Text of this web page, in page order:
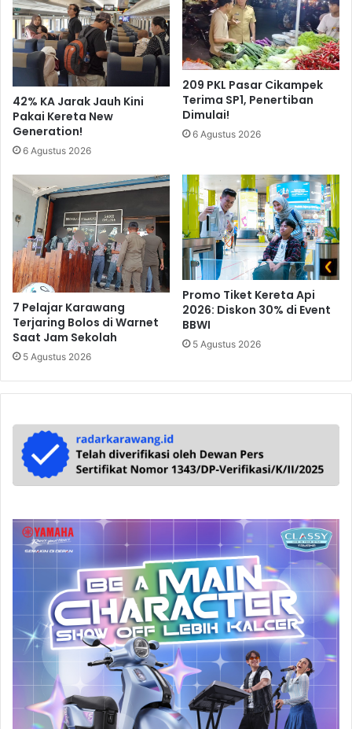
42% KA Jarak Jauh Kini
Pakai Kereta New
Generation!
6 Agustus 2026
209 PKL Pasar Cikampek
Terima SP1, Penertiban
Dimulai!
6 Agustus 2026
7 Pelajar Karawang
Terjaring Bolos di Warnet
Saat Jam Sekolah
5 Agustus 2026
Promo Tiket Kereta Api
2026: Diskon 30% di Event
BBWI
5 Agustus 2026